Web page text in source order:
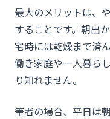
最大のメリットは、
することです。朝出
宅時には乾燥まで済
働き家庭や一人暮ら
り知れません。
筆者の場合、平日は